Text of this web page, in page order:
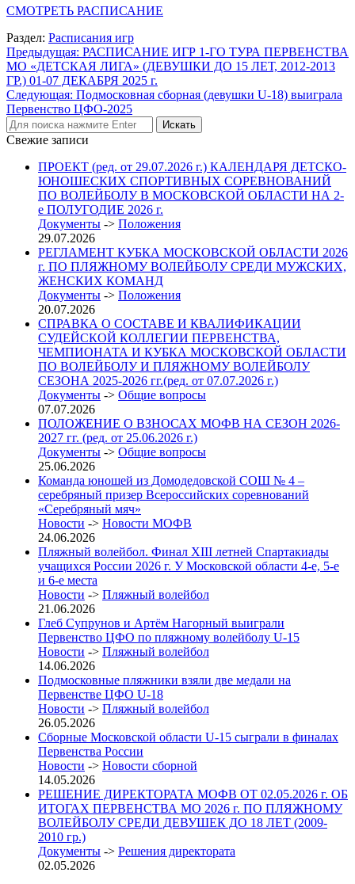
СМОТРЕТЬ РАСПИСАНИЕ
Раздел: Расписания игр
Навигация
по
записям
Предыдущая: РАСПИСАНИЕ ИГР 1-ГО ТУРА ПЕРВЕНСТВА
МО «ДЕТСКАЯ ЛИГА» (ДЕВУШКИ ДО 15 ЛЕТ, 2012-2013
ГР.) 01-07 ДЕКАБРЯ 2025 г.
Следующая: Подмосковная сборная (девушки U-18) выиграла
Первенство ЦФО-2025
Свежие записи
ПРОЕКТ (ред. от 29.07.2026 г.) КАЛЕНДАРЯ ДЕТСКО-
ЮНОШЕСКИХ СПОРТИВНЫХ СОРЕВНОВАНИЙ
ПО ВОЛЕЙБОЛУ В МОСКОВСКОЙ ОБЛАСТИ НА 2-
е ПОЛУГОДИЕ 2026 г.
Документы -> Положения
29.07.2026
РЕГЛАМЕНТ КУБКА МОСКОВСКОЙ ОБЛАСТИ 2026
г. ПО ПЛЯЖНОМУ ВОЛЕЙБОЛУ СРЕДИ МУЖСКИХ,
ЖЕНСКИХ КОМАНД
Документы -> Положения
20.07.2026
СПРАВКА О СОСТАВЕ И КВАЛИФИКАЦИИ
СУДЕЙСКОЙ КОЛЛЕГИИ ПЕРВЕНСТВА,
ЧЕМПИОНАТА И КУБКА МОСКОВСКОЙ ОБЛАСТИ
ПО ВОЛЕЙБОЛУ И ПЛЯЖНОМУ ВОЛЕЙБОЛУ
СЕЗОНА 2025-2026 гг.(ред. от 07.07.2026 г.)
Документы -> Общие вопросы
07.07.2026
ПОЛОЖЕНИЕ О ВЗНОСАХ МОФВ НА СЕЗОН 2026-
2027 гг. (ред. от 25.06.2026 г.)
Документы -> Общие вопросы
25.06.2026
Команда юношей из Домодедовской СОШ № 4 –
серебряный призер Всероссийских соревнований
«Серебряный мяч»
Новости -> Новости МОФВ
24.06.2026
Пляжный волейбол. Финал XIII летней Спартакиады
учащихся России 2026 г. У Московской области 4-е, 5-е
и 6-е места
Новости -> Пляжный волейбол
21.06.2026
Глеб Супрунов и Артём Нагорный выиграли
Первенство ЦФО по пляжному волейболу U-15
Новости -> Пляжный волейбол
14.06.2026
Подмосковные пляжники взяли две медали на
Первенстве ЦФО U-18
Новости -> Пляжный волейбол
26.05.2026
Сборные Московской области U-15 сыграли в финалах
Первенства России
Новости -> Новости сборной
14.05.2026
РЕШЕНИЕ ДИРЕКТОРАТА МОФВ ОТ 02.05.2026 г. ОБ
ИТОГАХ ПЕРВЕНСТВА МО 2026 г. ПО ПЛЯЖНОМУ
ВОЛЕЙБОЛУ СРЕДИ ДЕВУШЕК ДО 18 ЛЕТ (2009-
2010 гр.)
Документы -> Решения директората
02.05.2026